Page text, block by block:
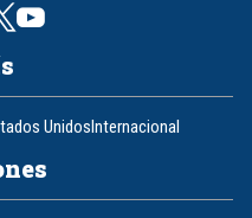
UnidosInternacional